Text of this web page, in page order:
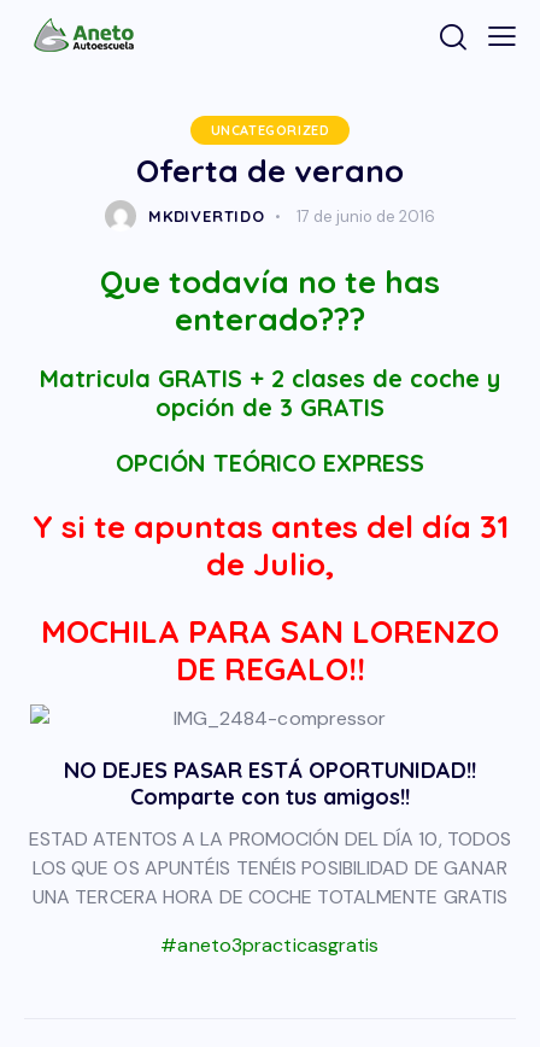
UNCATEGORIZED
Oferta de verano
MKDIVERTIDO 17 de junio de 2016
Que todavía no te has
enterado???
Matricula GRATIS + 2 clases de coche y
opción de 3 GRATIS
OPCIÓN TEÓRICO EXPRESS
Y si te apuntas antes del día 31
de Julio,
MOCHILA PARA SAN LORENZO
DE REGALO!!
NO DEJES PASAR ESTÁ OPORTUNIDAD!!
Comparte con tus amigos!!
ESTAD ATENTOS A LA PROMOCIÓN DEL DÍA 10, TODOS
LOS QUE OS APUNTÉIS TENÉIS POSIBILIDAD DE GANAR
UNA TERCERA HORA DE COCHE TOTALMENTE GRATIS
#aneto3practicasgratis